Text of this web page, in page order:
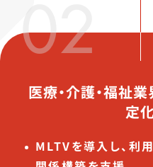
02
医療・介護・福祉
定
MLTVを導入し、利